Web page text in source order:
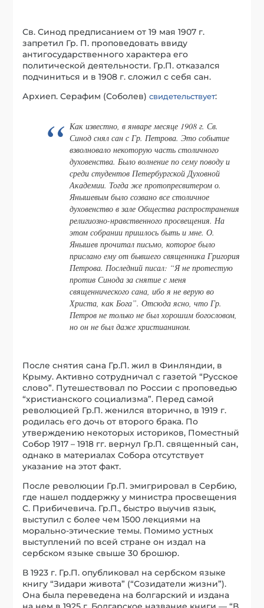
Св. Синод предписанием от 19 мая 1907 г.
запретил Гр. П. проповедовать ввиду
антигосударственного характера его
политической деятельности. Гр.П. отказался
подчиниться и в 1908 г. сложил с себя сан.
Архиеп. Серафим (Соболев)свидетельствует:
Как известно, в январе месяце 1908 г. Св.
Синод снял сан с Гр. Петрова. Это событие
взволновало некоторую часть столичного
духовенства. Было волнение по сему поводу и
среди студентов Петербургской Духовной
Академии. Тогда же протопресвитером о.
Янышевым было созвано все столичное
духовенство в зале Общества распространения
религиозно-нравственного просвещения. На
этом собрании пришлось быть и мне. О.
Янышев прочитал письмо, которое было
прислано ему от бывшего священника Григория
Петрова. Последний писал: “Я не протестую
против Синода за снятие с меня
священнического сана, ибо я не верую во
Христа, как Бога”. Отсюда ясно, что Гр.
Петров не только не был хорошим богословом,
но он не был даже христианином.
После снятия сана Гр.П. жил в Финляндии, в
Крыму. Активно сотрудничал с газетой “Русское
слово”. Путешествовал по России с проповедью
“христианского социализма”. Перед самой
революцией Гр.П. женился вторично, в 1919 г.
родилась его дочь от второго брака. По
утверждению некоторых историков, Поместный
Собор 1917 – 1918 гг. вернул Гр.П. священный сан,
однако в материалах Собора отсутствует
указание на этот факт.
После революции Гр.П. эмигрировал в Сербию,
где нашел поддержку у министра просвещения
С. Прибичевича. Гр.П., быстро выучив язык,
выступил с более чем 1500 лекциями на
морально-этические темы. Помимо устных
выступлений по всей стране он издал на
сербском языке свыше 30 брошюр.
В 1923 г. Гр.П. опубликовал на сербском языке
книгу “Зидари живота” (“Созидатели жизни”).
Она была переведена на болгарский и издана